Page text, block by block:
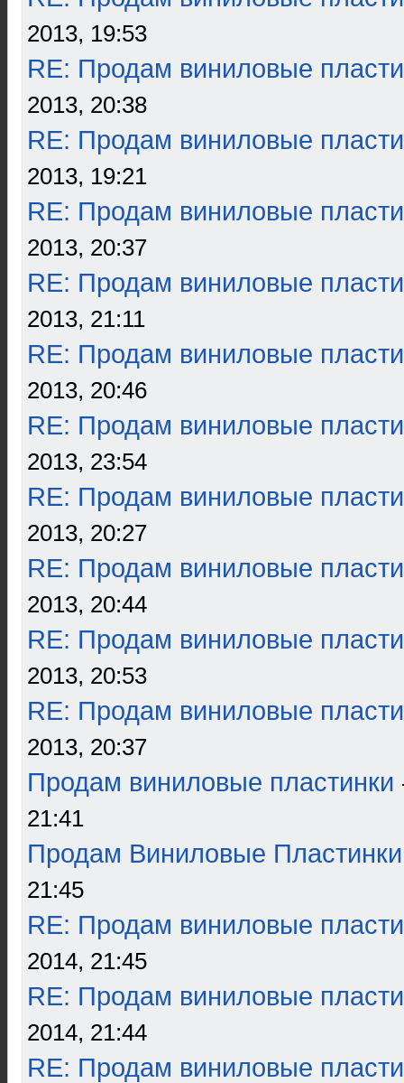
2013, 19:53
RE: Продам виниловые
2013, 20:38
RE: Продам виниловые
2013, 19:21
RE: Продам виниловые
2013, 20:37
RE: Продам виниловые
2013, 21:11
RE: Продам виниловые
2013, 20:46
RE: Продам виниловые
2013, 23:54
RE: Продам виниловые
2013, 20:27
RE: Продам виниловые
2013, 20:44
RE: Продам виниловые
2013, 20:53
RE: Продам виниловые
2013, 20:37
Продам виниловые пластинки
21:41
Продам Виниловые Пластинки
21:45
RE: Продам виниловые
2014, 21:45
RE: Продам виниловые
2014, 21:44
RE: Продам виниловые